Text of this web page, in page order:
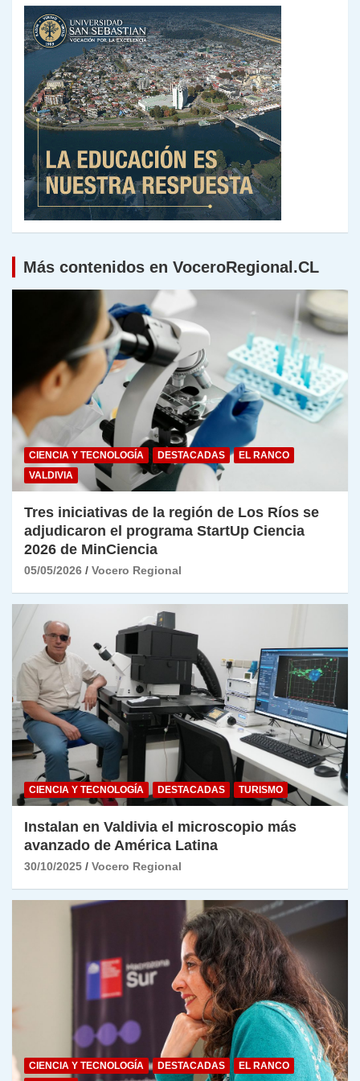
Más contenidos en VoceroRegional.CL
CIENCIA Y TECNOLOGÍA DESTACADAS
EL RANCO
VALDIVIA
Tres iniciativas de la región de Los Ríos se
adjudicaron el programa StartUp Ciencia
2026 de MinCiencia
05/05/2026 Vocero Regional
CIENCIA Y TECNOLOGÍA DESTACADAS TURISMO
Instalan en Valdivia el microscopio más
avanzado de América Latina
30/10/2025 Vocero Regional
CIENCIA Y TECNOLOGÍA DESTACADAS
EL RANCO